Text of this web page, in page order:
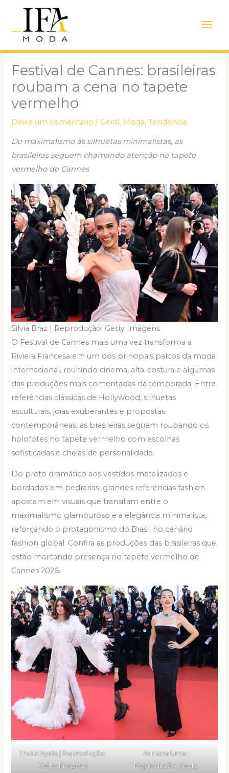
conteúdo
Menu
Festival de Cannes: brasileiras
roubam a cena no tapete
vermelho
Deixe um comentário / Geral, Moda,Tendência
Do maximalismo às silhuetas minimalistas, as
brasileiras seguem chamando atenção no tapete
vermelho de Cannes
Silvia Braz | Reprodução: Getty Imagens
O Festival de Cannes mais uma vez transforma a
Riviera Francesa em um dos principais palcos da moda
internacional, reunindo cinema, alta-costura e algumas
das produções mais comentadas da temporada. Entre
referências clássicas de Hollywood, silhuetas
esculturais, joias exuberantes e propostas
contemporâneas, as brasileiras seguem roubando os
holofotes no tapete vermelho com escolhas
sofisticadas e cheias de personalidade.
Do preto dramático aos vestidos metalizados e
bordados em pedrarias, grandes referências fashion
apostam em visuais que transitam entre o
maximalismo glamouroso e a elegância minimalista,
reforçando o protagonismo do Brasil no cenário
fashion global. Confira as produções das brasileiras que
estão marcando presença no tapete vermelho de
Cannes 2026.
Thaila Ayala | Reprodução:
Getty Imagens
Adriana Lima |
Reprodução: Getty